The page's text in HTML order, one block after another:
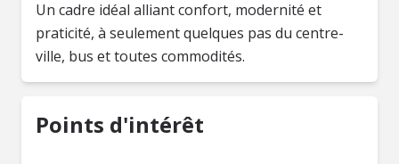
Un cadre idéal alliant confort, modernité et
praticité, à seulement quelques pas du centre-
ville, bus et toutes commodités.
Points d'intérêt